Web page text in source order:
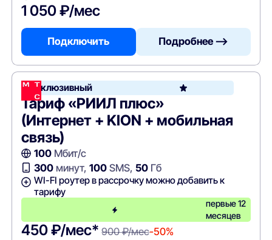
1 050 ₽/мес
Подключить Подробнее —>
Эксклюзивный
Тариф «РИИЛ плюс»
(Интернет + KION + мобильная
связь)
100Мбит/с
300минут, 100SMS, 50Гб
WI-FI роутер в рассрочку можно добавить к
тарифу
первые 12
месяцев
450 ₽/мес* 900 ₽/мес-50%